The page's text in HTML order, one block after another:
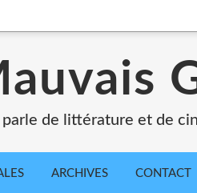
de littérature et de
ARCHIVES CONTACT